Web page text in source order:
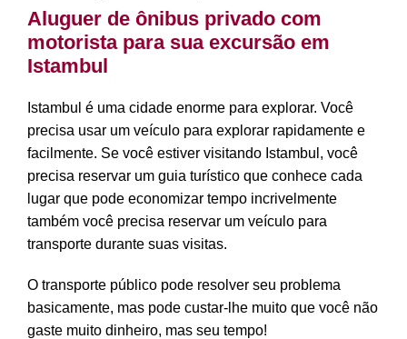
Aluguer de ônibus privado com
motorista para sua excursão em
Istambul
Istambul é uma cidade enorme para explorar. Você
precisa usar um veículo para explorar rapidamente e
facilmente. Se você estiver visitando Istambul, você
precisa reservar um guia turístico que conhece cada
lugar que pode economizar tempo incrivelmente
também você precisa reservar um veículo para
transporte durante suas visitas.
O transporte público pode resolver seu problema
basicamente, mas pode custar-lhe muito que você não
gaste muito dinheiro, mas seu tempo!